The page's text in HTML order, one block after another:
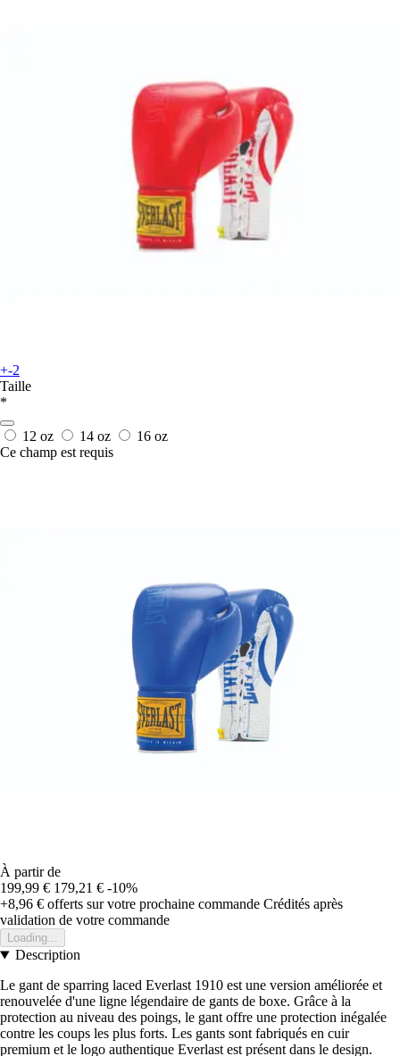
+-2
Taille
*
12 oz 14 oz
16 oz
Ce champ est requis
À partir de
199,99 € 179,21 € -10%
+8,96 € offerts sur votre prochaine commande Crédités après
validation de votre commande
Loading...
Description
Le gant de sparring laced Everlast 1910 est une version améliorée et
renouvelée d'une ligne légendaire de gants de boxe. Grâce à la
protection au niveau des poings, le gant offre une protection inégalée
contre les coups les plus forts. Les gants sont fabriqués en cuir
premium et le logo authentique Everlast est présent dans le design.